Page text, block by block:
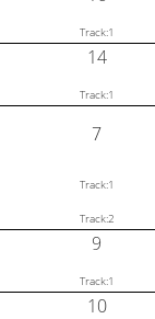
Track:1
14
Track:1
7
Track:1
Track:2
9
Track:1
10